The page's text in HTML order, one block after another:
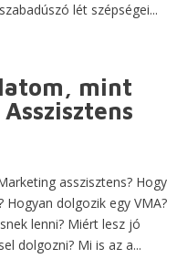
lét szépségei...
mint
asszisztens? Hogy
dolgozik egy VMA?
lenni? Miért lesz jó
dolgozni? Mi is az a...